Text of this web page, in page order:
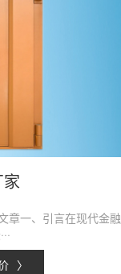
章一、引言在现代金融
〉